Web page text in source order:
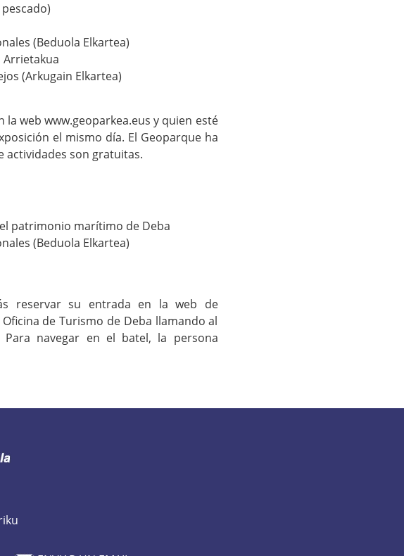
(Beduola Elkartea)
Arrietakua
(Arkugain Elkartea)
web www.geoparkea.eus y quien esté
el mismo día. El Geoparque ha
actividades son gratuitas.
patrimonio marítimo de Deba
(Beduola Elkartea)
reservar su entrada en la web de
de Turismo de Deba llamando al
navegar en el batel, la persona